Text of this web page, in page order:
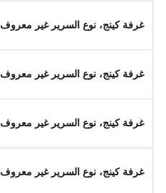
غرفة كينج، نوع السرير غير معروف
غرفة كينج، نوع السرير غير معروف
غرفة كينج، نوع السرير غير معروف
غرفة كينج، نوع السرير غير معروف